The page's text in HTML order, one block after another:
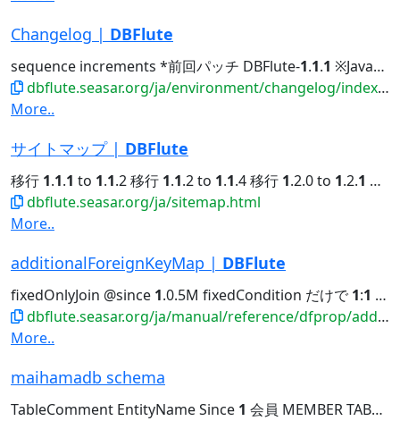
Changelog | DBFlute
sequence increments *前回パッチ DBFlute-1.1.1 ※Java8 2016/01/01 NEW DBFlute...Author's Blog Changelog DBFlute-
dbflute.seasar.org/ja/environment/changelog/index.html
More..
サイトマップ | DBFlute
移行 1.1.1 to 1.1.2 移行 1.1.2 to 1.1.4 移行 1.2.0 to 1.2.1
dbflute.seasar.org/ja/sitemap.html
More..
additionalForeignKeyMap | DBFlute
fixedOnlyJoin @since 1.0.5M fixedCondition だけで 1:1
dbflute.seasar.org/ja/manual/reference/dfprop/additionalforeignkey/index.html
More..
maihamadb schema
TableComment EntityName Since 1 会員 MEMBER TABLE DIFFWORLDDB MEMBER_STATUS...ColumnComment PropertyName JavaType